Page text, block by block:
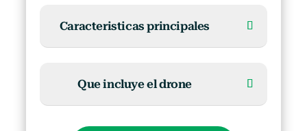
Caracteristicas principales
Que incluye el drone